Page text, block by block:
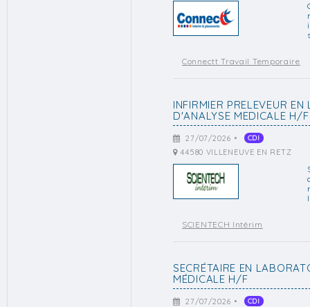
Connectt Travail Temporaire
INFIRMIER PRELEVEUR
D'ANALYSE MEDICALE H/F
27/07/2026 • CDI
44580 VILLENEUVE EN RETZ
SCIENTECH Intérim
SECRÉTAIRE EN
MÉDICALE H/F
27/07/2026 • CDI